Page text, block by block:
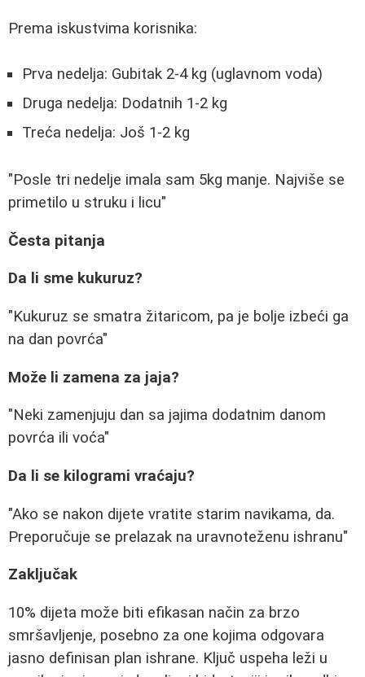
Prema iskustvima korisnika:
Prva nedelja: Gubitak 2-4 kg (uglavnom voda)
Druga nedelja: Dodatnih 1-2 kg
Treća nedelja: Još 1-2 kg
"Posle tri nedelje imala sam 5kg manje. Najviše se
primetilo u struku i licu"
Česta pitanja
Da li sme kukuruz?
"Kukuruz se smatra žitaricom, pa je bolje izbeći ga
na dan povrća"
Može li zamena za jaja?
"Neki zamenjuju dan sa jajima dodatnim danom
povrća ili voća"
Da li se kilogrami vraćaju?
"Ako se nakon dijete vratite starim navikama, da.
Preporučuje se prelazak na uravnoteženu ishranu"
Zaključak
10% dijeta može biti efikasan način za brzo
smršavljenje, posebno za one kojima odgovara
jasno definisan plan ishrane. Ključ uspeha leži u